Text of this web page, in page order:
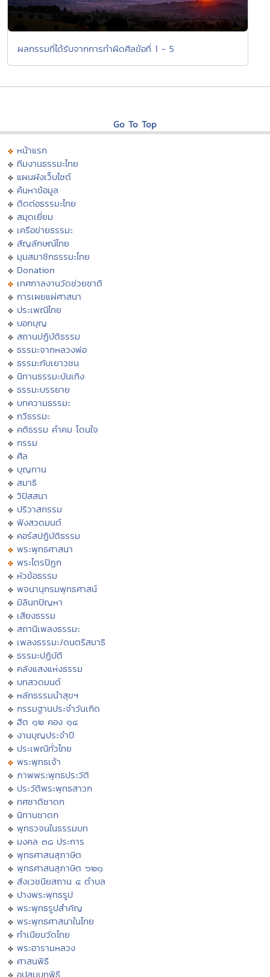
ผลกรรมที่ได้รับจากการทำผิดศีลข้อที่ 1 - 5
Go To Top
หน้าแรก
ทีมงานธรรมะไทย
แผนผังเว็บไซต์
ค้นหาข้อมูล
ติดต่อธรรมะไทย
สมุดเยี่ยม
เครือข่ายธรรมะ
สัญลักษณ์ไทย
มุมสมาชิกธรรมะไทย
Donation
เทศกาลงานวัดช่วยชาติ
การเผยแผ่ศาสนา
ประเพณีไทย
บอกบุญ
สถานปฏิบัติธรรม
ธรรมะจากหลวงพ่อ
ธรรมะกับเยาวชน
นิทานธรรมะบันเทิง
ธรรมะบรรยาย
บทความธรรมะ
กวีธรรมะ
คติธรรม คำคม โดนใจ
กรรม
ศีล
บุญทาน
สมาธิ
วิปัสสนา
ปริวาสกรรม
ฟังสวดมนต์
คอร์สปฏิบัติธรรม
พระพุทธศาสนา
พระไตรปิฏก
หัวข้อธรรม
พจนานุกรมพุทธศาสน์
มิลินทปัญหา
เสียงธรรม
สถานีเพลงธรรมะ
เพลงธรรมะ/ดนตรีสมาธิ
ธรรมะปฏิบัติ
คลังแสงแห่งธรรม
บทสวดมนต์
หลักธรรมนำสุขฯ
กรรมฐานประจำวันเกิด
ฮีต ๑๒ คอง ๑๔
งานบุญประจำปี
ประเพณีทั่วไทย
พระพุทธเจ้า
ภาพพระพุทธประวัติ
ประวัติพระพุทธสาวก
ทศชาติชาดก
นิทานชาดก
พุทธวจนในธรรมบท
มงคล ๓๘ ประการ
พุทธศาสนสุภาษิต
พุทธศาสนสุภาษิต ๖๒๑
สังเวชนียสถาน ๔ ตำบล
ปางพระพุทธรูป
พระพุทธรูปสำคัญ
พระพุทธศาสนาในไทย
ทำเนียบวัดไทย
พระอารามหลวง
ศาสนพิธี
อุปสมบทพิธี